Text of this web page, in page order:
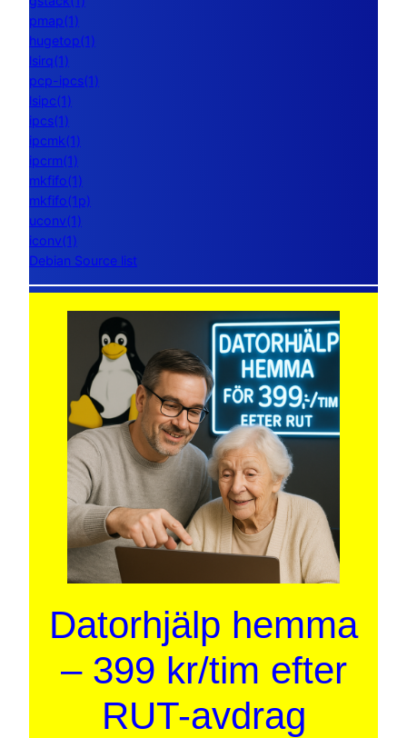
pmap(1)
hugetop(1)
lsirq(1)
pcp-ipcs(1)
lsipc(1)
ipcs(1)
ipcmk(1)
ipcrm(1)
mkfifo(1)
mkfifo(1p)
uconv(1)
iconv(1)
Debian Source list
Datorhjälp hemma
– 399 kr/tim efter
RUT-avdrag